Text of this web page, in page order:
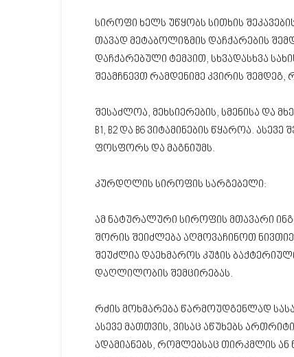
სიროფი ხელს უწყობს სითხის
თავად მეტაბოლიზმის დაჩქარების
დაჩქარებული ტემპით, სხვადასხვა
შეამჩნევთ რამდენიმე კვირის
შესაძლოა, მეხსიერების, სმენისა და
B1, B2 და B6 ვიტამინების წყაროა.
ფოსფორს და მაგნიუმს.
კურდღლის სიროფის სარგებელი:
ამ ნატურალური სიროფის მთავარი
შორის შეიძლება აღმოვაჩინოთ
შეუძლია დაეხმაროს კუჭის
დაღლილობის შემცირებას.
რძის მოხმარება წარმოუდგენლად
ასევე მათთვის, ვისაც აწუხებს
ადამიანებს, რომლებსაც თირკმლის ან